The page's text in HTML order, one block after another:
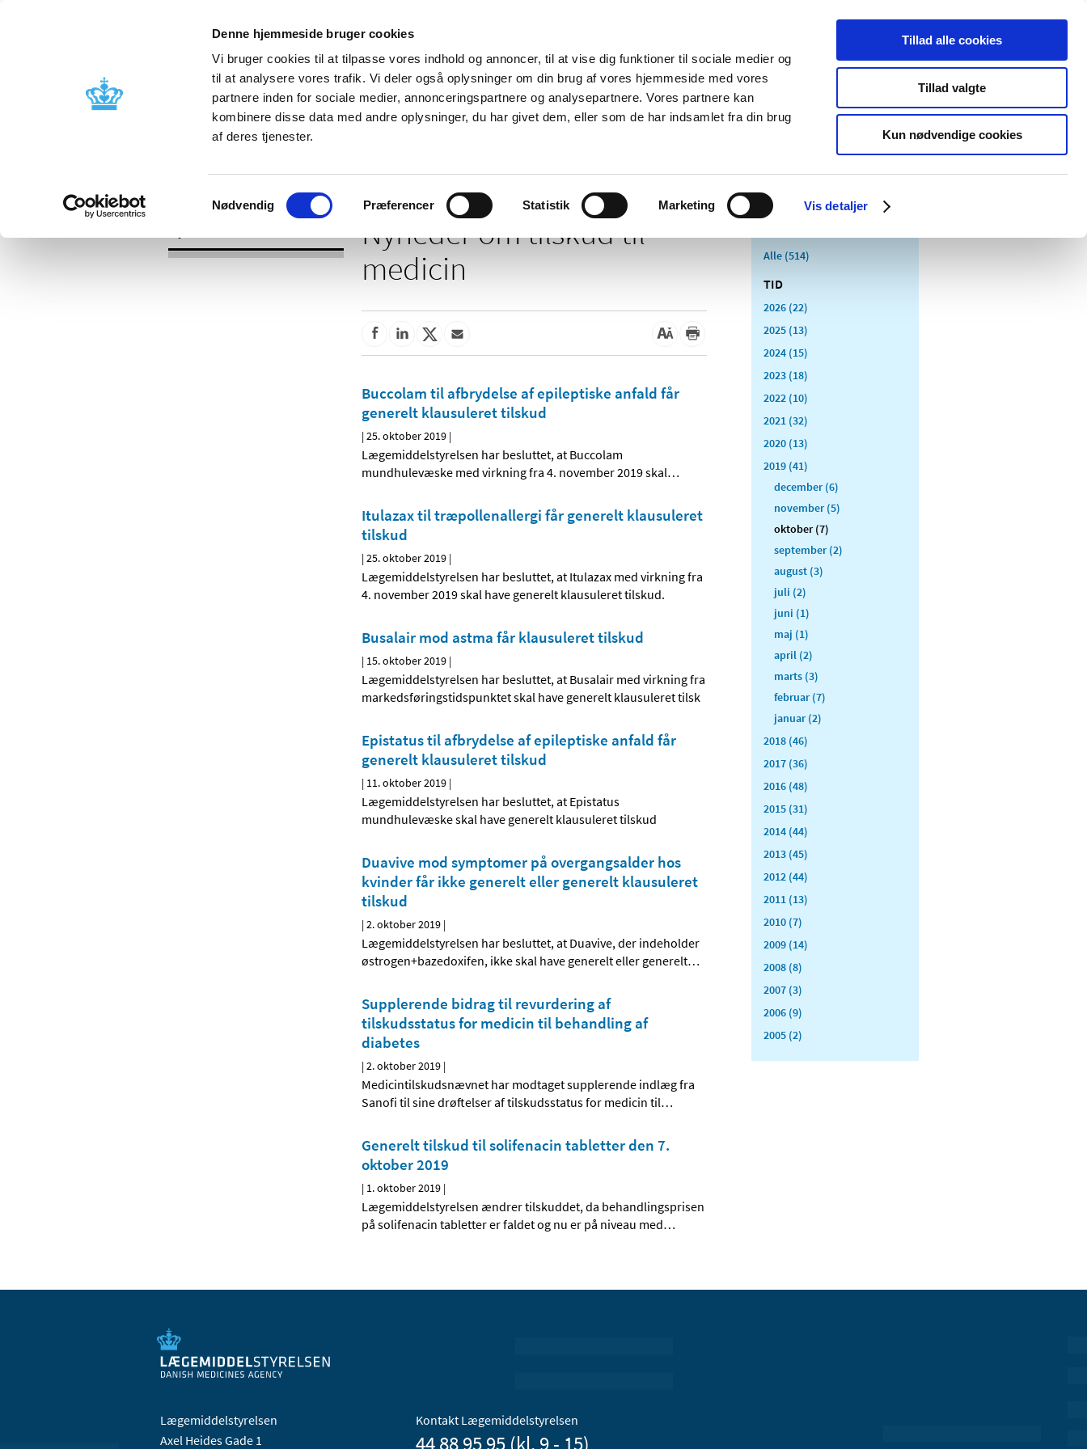
Denne hjemmeside bruger cookies
Vi bruger cookies til at tilpasse vores indhold og annoncer, til at vise dig funktioner til sociale medier og
til at analysere vores trafik. Vi deler også oplysninger om din brug af vores hjemmeside med vores
partnere inden for sociale medier, annonceringspartnere og analysepartnere. Vores partnere kan
kombinere disse data med andre oplysninger, du har givet dem, eller som de har indsamlet fra din brug
af deres tjenester.
Samtykkevalg
Nødvendig Præferencer Statistik Marketing Vis detaljer
Tillad alle cookies
Tillad valgte
Kun nødvendige cookies
Nyheder Om os Kontakt Udgivelser
Godkendelse og
Bivirkninger og
produktinformation
Tilskud og
Apoteker og salg af
Medicinsk
Særlige
produktområder
Nyheder om tilskud til
medicin
Buccolam til afbrydelse af epileptiske anfald får
generelt klausuleret tilskud
|25. oktober 2019 |
Lægemiddelstyrelsen har besluttet, at Buccolam
mundhulevæske med virkning fra 4. november 2019 skal…
Itulazax til træpollenallergi får generelt klausuleret
tilskud
|25. oktober 2019 |
Lægemiddelstyrelsen har besluttet, at Itulazax med virkning fra
4. november 2019 skal have generelt klausuleret tilskud.
Busalair mod astma får klausuleret tilskud
| 15. oktober 2019 |
Lægemiddelstyrelsen har besluttet, at Busalair med virkning fra
markedsføringstidspunktet skal have generelt klausuleret tilsk
Epistatus til afbrydelse af epileptiske anfald får
generelt klausuleret tilskud
| 11. oktober 2019 |
Lægemiddelstyrelsen har besluttet, at Epistatus
mundhulevæske skal have generelt klausuleret tilskud
Duavive mod symptomer på overgangsalder hos
kvinder får ikke generelt eller generelt klausuleret
tilskud
|2. oktober 2019 |
Lægemiddelstyrelsen har besluttet, at Duavive, der indeholder
østrogen+bazedoxifen, ikke skal have generelt eller generelt…
Supplerende bidrag til revurdering af
tilskudsstatus for medicin til behandling af
diabetes
|2. oktober 2019 |
Medicintilskudsnævnet har modtaget supplerende indlæg fra
Sanofi til sine drøftelser af tilskudsstatus for medicin til…
Generelt tilskud til solifenacin tabletter den 7.
oktober 2019
| 1. oktober 2019 |
Lægemiddelstyrelsen ændrer tilskuddet, da behandlingsprisen
på solifenacin tabletter er faldet og nu er på niveau med…
Alle (514)
TID
2026 (22)
2025 (13)
2024 (15)
2023 (18)
2022 (10)
2021 (32)
2020 (13)
2019 (41)
december (6)
november (5)
oktober (7)
september (2)
august (3)
juli (2)
juni (1)
maj (1)
april (2)
marts (3)
februar (7)
januar (2)
2018 (46)
2017 (36)
2016 (48)
2015 (31)
2014 (44)
2013 (45)
2012 (44)
2011 (13)
2010 (7)
2009 (14)
2008 (8)
2007 (3)
2006 (9)
2005 (2)
Lægemiddelstyrelsen
Axel Heides Gade 1
Kontakt Lægemiddelstyrelsen
44 88 95 95 (kl. 9 - 15)